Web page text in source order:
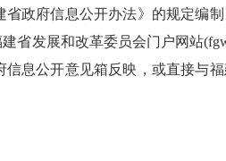
政府信息公开办法》的规定编制
省发展和改革委员会门户网站
息公开意见箱反映，或直接与